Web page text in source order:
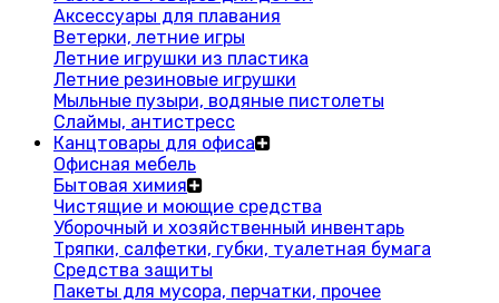
Аксессуары для плавания
Ветерки, летние игры
Летние игрушки из пластика
Летние резиновые игрушки
Мыльные пузыри, водяные пистолеты
Слаймы, антистресс
Канцтовары для офиса
Офисная мебель
Бытовая химия
Чистящие и моющие средства
Уборочный и хозяйственный инвентарь
Тряпки, салфетки, губки, туалетная бумага
Средства защиты
Пакеты для мусора, перчатки, прочее